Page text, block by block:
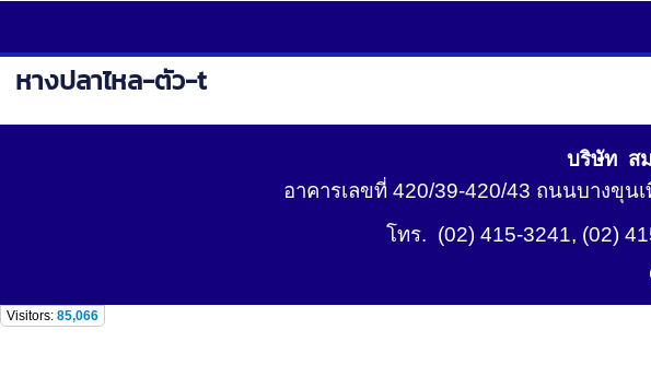
หางปลาไหล-ตัว-t
บริษัท ส
อาคารเลขที่ 420/39-420/43 ถนนบางขุน
โทร. (02) 415-3241, (02)
Visitors: 85,066